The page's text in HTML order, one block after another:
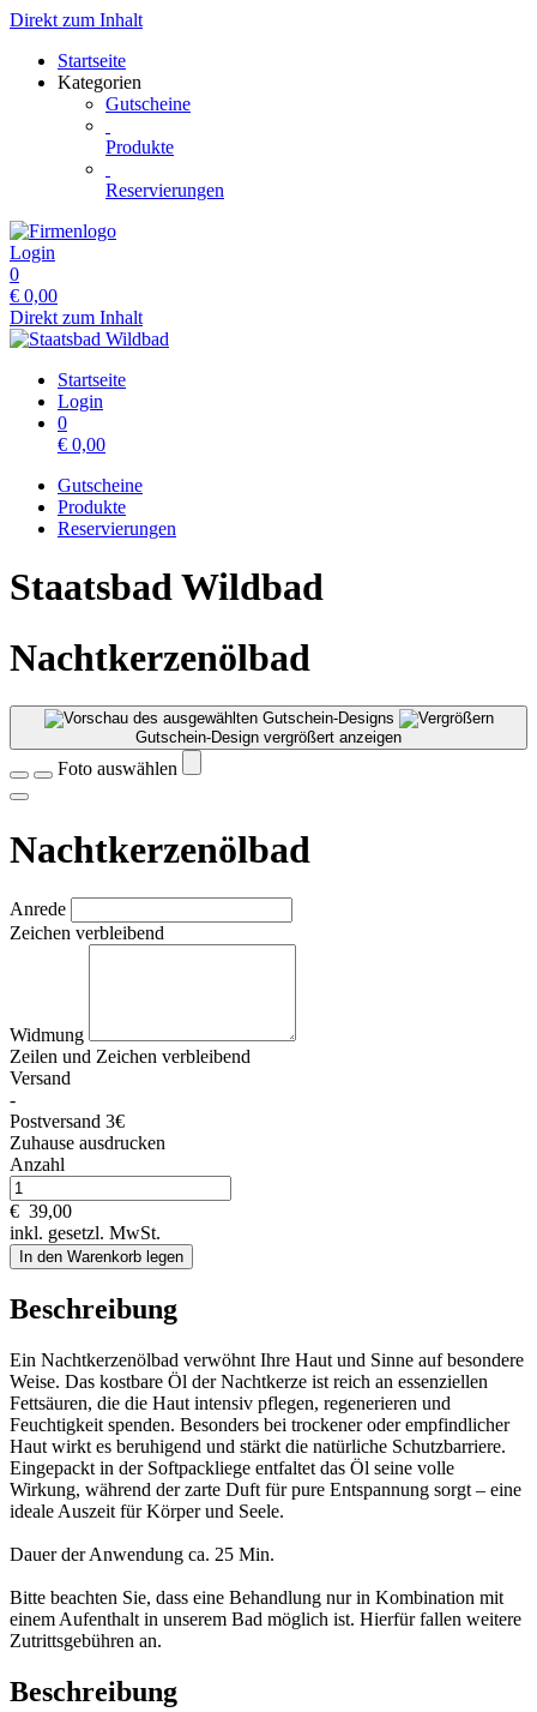
Direkt zum Inhalt
Startseite
Kategorien
Gutscheine
Produkte
Reservierungen
Login
0
€ 0,00
Direkt zum Inhalt
Startseite
Login
0
€ 0,00
Gutscheine
Produkte
Reservierungen
Staatsbad Wildbad
Nachtkerzenölbad
Gutschein-Design vergrößert anzeigen
Foto auswählen
Nachtkerzenölbad
Anrede
Zeichen verbleibend
Widmung
Zeilen und Zeichen verbleibend
Versand
-
Postversand 3€
Zuhause ausdrucken
Anzahl
€ 39,00
inkl. gesetzl. MwSt.
In den Warenkorb legen
Beschreibung
Ein Nachtkerzenölbad verwöhnt Ihre Haut und Sinne auf besondere
Weise. Das kostbare Öl der Nachtkerze ist reich an essenziellen
Fettsäuren, die die Haut intensiv pflegen, regenerieren und
Feuchtigkeit spenden. Besonders bei trockener oder empfindlicher
Haut wirkt es beruhigend und stärkt die natürliche Schutzbarriere.
Eingepackt in der Softpackliege entfaltet das Öl seine volle
Wirkung, während der zarte Duft für pure Entspannung sorgt – eine
ideale Auszeit für Körper und Seele.
Dauer der Anwendung ca. 25 Min.
Bitte beachten Sie, dass eine Behandlung nur in Kombination mit
einem Aufenthalt in unserem Bad möglich ist. Hierfür fallen weitere
Zutrittsgebühren an.
Beschreibung